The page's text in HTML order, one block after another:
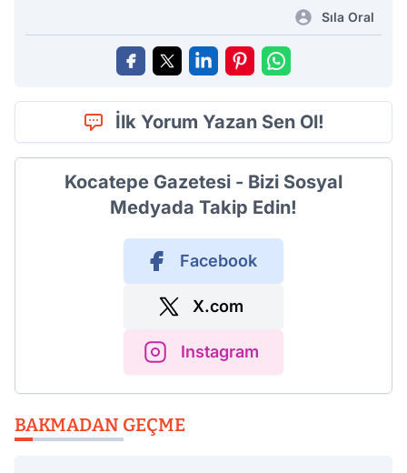
Sıla Oral
İlk Yorum Yazan Sen Ol!
Kocatepe Gazetesi - Bizi Sosyal
Medyada Takip Edin!
Facebook
X.com
Instagram
BAKMADAN GEÇME